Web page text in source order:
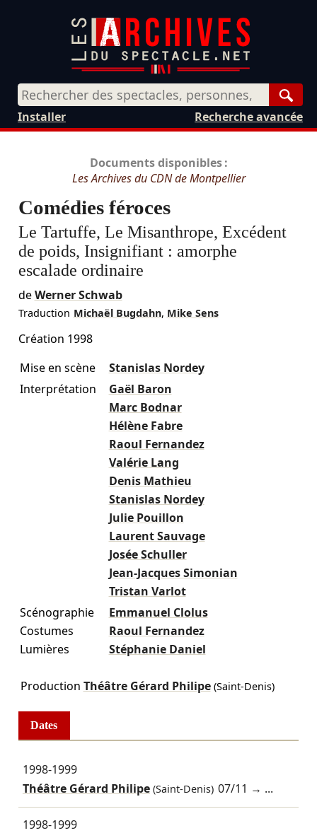
Recherche avancée
Installer
Documents disponibles :
Les Archives du CDN de Montpellier
Comédies féroces
Le Tartuffe, Le Misanthrope, Excédent
de poids, Insignifiant : amorphe
escalade ordinaire
deWerner Schwab
Traduction Michaël Bugdahn, Mike Sens
Création 1998
Mise en scène
Stanislas Nordey
Interprétation
Gaël Baron
Marc Bodnar
Hélène Fabre
Raoul Fernandez
Valérie Lang
Denis Mathieu
Stanislas Nordey
Julie Pouillon
Laurent Sauvage
Josée Schuller
Jean-Jacques Simonian
Tristan Varlot
Scénographie
Emmanuel Clolus
Costumes
Raoul Fernandez
Lumières
Stéphanie Daniel
Production Théâtre Gérard Philipe(Saint-Denis)
Dates
1998-1999
Théâtre Gérard Philipe(Saint-Denis) 07/11 → ...
1998-1999